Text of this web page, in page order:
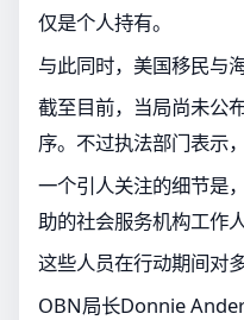
仅是个人持有。
与此同时，美国移民与
截至目前，当局尚未公
序。不过执法部门表示
一个引人关注的细节是
助的社会服务机构工作人
这些人员在行动期间对
OBN局长Donnie